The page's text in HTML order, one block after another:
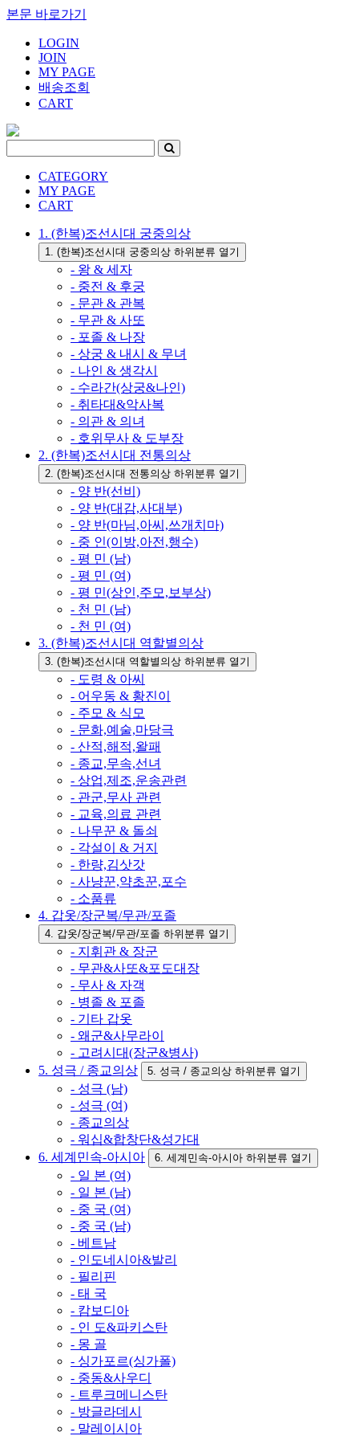
본문 바로가기
LOGIN
JOIN
MY PAGE
배송조회
CART
CATEGORY
MY PAGE
CART
1. (한복)조선시대 궁중의상
1. (한복)조선시대 궁중의상 하위분류 열기
- 왕 & 세자
- 중전 & 후궁
- 문관 & 관복
- 무관 & 사또
- 포졸 & 나장
- 상궁 & 내시 & 무녀
- 나인 & 생각시
- 수라간(상궁&나인)
- 취타대&악사복
- 의관 & 의녀
- 호위무사 & 도부장
2. (한복)조선시대 전통의상
2. (한복)조선시대 전통의상 하위분류 열기
- 양 반(선비)
- 양 반(대감,사대부)
- 양 반(마님,아씨,쓰개치마)
- 중 인(이방,아전,행수)
- 평 민 (남)
- 평 민 (여)
- 평 민(상인,주모,보부상)
- 천 민 (남)
- 천 민 (여)
3. (한복)조선시대 역할별의상
3. (한복)조선시대 역할별의상 하위분류 열기
- 도령 & 아씨
- 어우동 & 황진이
- 주모 & 식모
- 문화,예술,마당극
- 산적,해적,왈패
- 종교,무속,선녀
- 상업,제조,운송관련
- 관군,무사 관련
- 교육,의료 관련
- 나무꾼 & 돌쇠
- 각설이 & 거지
- 한량,김삿갓
- 사냥꾼,약초꾼,포수
- 소품류
4. 갑옷/장군복/무관/포졸
4. 갑옷/장군복/무관/포졸 하위분류 열기
- 지휘관 & 장군
- 무관&사또&포도대장
- 무사 & 자객
- 병졸 & 포졸
- 기타 갑옷
- 왜군&사무라이
- 고려시대(장군&병사)
5. 성극 / 종교의상
5. 성극 / 종교의상 하위분류 열기
- 성극 (남)
- 성극 (여)
- 종교의상
- 워십&합창단&성가대
6. 세계민속-아시아
6. 세계민속-아시아 하위분류 열기
- 일 본 (여)
- 일 본 (남)
- 중 국 (여)
- 중 국 (남)
- 베트남
- 인도네시아&발리
- 필리핀
- 태 국
- 캄보디아
- 인 도&파키스탄
- 몽 골
- 싱가포르(싱가폴)
- 중동&사우디
- 트루크메니스탄
- 방글라데시
- 말레이시아